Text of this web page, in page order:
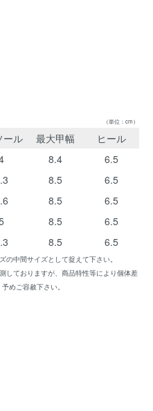
（単位：cm）
ール 最大甲幅
ヒール
8.4
6.5
8.5
6.5
8.5
6.5
8.5
6.5
8.5 6.5
中間サイズとして捉えて下さい。
しておりますが、商品特性等により個体差
めご容赦下さい。